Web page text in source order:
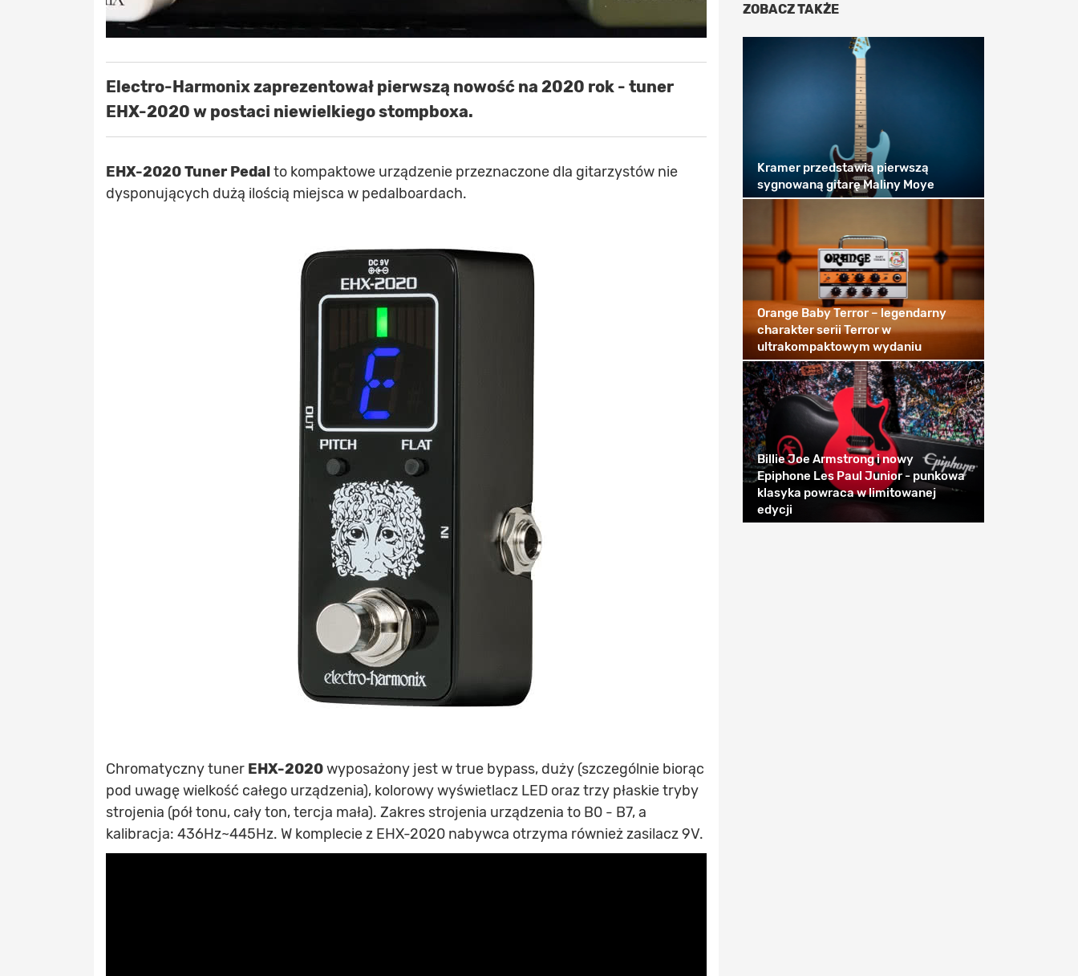
Electro-Harmonix zaprezentował pierwszą nowość na 2020 rok - tuner
EHX-2020 w postaci niewielkiego stompboxa.
EHX-2020 Tuner Pedalto kompaktowe urządzenie przeznaczone dla gitarzystów nie
dysponujących dużą ilością miejsca w pedalboardach.
Chromatyczny tuner EHX-2020wyposażony jest w true bypass, duży (szczególnie biorąc
pod uwagę wielkość całego urządzenia), kolorowy wyświetlacz LED oraz trzy płaskie tryby
strojenia (pół tonu, cały ton, tercja mała). Zakres strojenia urządzenia to B0 - B7, a
kalibracja: 436Hz~445Hz. W komplecie z EHX-2020 nabywca otrzyma również zasilacz 9V.
ZOBACZ TAKŻE
Kramer przedstawia pierwszą
sygnowaną gitarę Maliny Moye
Orange Baby Terror – legendarny
charakter serii Terror w
ultrakompaktowym wydaniu
Billie Joe Armstrong i nowy
Epiphone Les Paul Junior - punkowa
klasyka powraca w limitowanej
edycji